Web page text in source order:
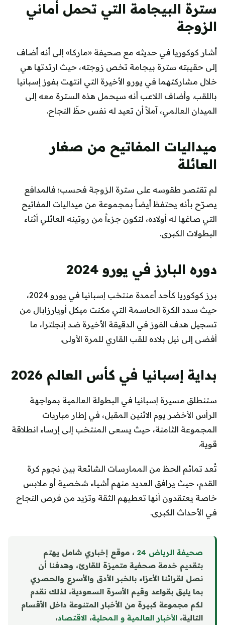
سترة البيجامة التي تحمل أماني
الزوجة
أشار كوكوريا في حديثه مع صحيفة «ماركا» إلى أنه أضاف
إلى حقيبته سترة بيجامة تخص زوجته، حيث ارتدتها هي
خلال مشاركتهما في يورو الأخيرة التي انتهت بفوز إسبانيا
باللقب. وأضاف اللاعب أنه سيحمل هذه السترة معه إلى
الميدان العالمي، آملاً أن تعيد له نفس حظّ النجاح.
ميداليات المفاتيح من صغار
العائلة
لم تقتصر طقوسه على سترة الزوجة فحسب؛ فالمدافع
يصرّح بأنه يحتفظ أيضاً بمجموعة من ميداليات المفاتيح
التي صاغها له أولاده، لتكون جزءاً من روتينه العائلي أثناء
البطولات الكبرى.
دوره البارز في يورو 2024
برز كوكوريا كأحد أعمدة منتخب إسبانيا في يورو 2024،
حيث سدد الكرة الحاسمة التي مكنت ميكل أويارزابال من
تسجيل هدف الفوز في الدقيقة الأخيرة ضد إنجلترا، ما
أفضى إلى نيل بلاده للقب القاري للمرة الأولى.
بداية إسبانيا في كأس العالم 2026
ستنطلق مسيرة إسبانيا في البطولة العالمية بمواجهة
الرأس الأخضر يوم الاثنين المقبل، في إطار مباريات
المجموعة الثامنة، حيث يسعى المنتخب إلى إرساء انطلاقة
قوية.
تُعد تمائم الحظ من الممارسات الشائعة بين نجوم كرة
القدم، حيث يرافق العديد منهم أشياء شخصية أو ملابس
خاصة يعتقدون أنها تعطيهم الثقة وتزيد من فرص النجاح
في الأحداث الكبرى.
صحيفة الرياض 24
، موقع إخباري شامل يهتم
بتقديم خدمة صحفية متميزة للقارئ، وهدفنا أن
نصل لقرائنا الأعزاء بالخبر الأدق والأسرع والحصري
بما يليق بقواعد وقيم الأسرة السعودية، لذلك نقدم
لكم مجموعة كبيرة من الأخبار المتنوعة داخل الأقسام
التالية، الأخبار العالمية و المحلية، الاقتصاد،